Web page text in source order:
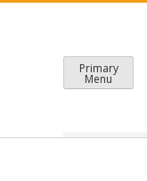
Primary
Menu